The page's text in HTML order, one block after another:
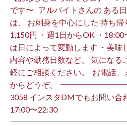
です〜 ⁡ ⁡ アルバイトさんの ある
は、 お刺身を中心にした 持ち帰
1,150円 ・週1日からOK ・
は日によって変動します ・美味
内容や勤務日数など、 気になる
軽にご相談ください。 ⁡ お電話
からどうぞ。
3058 インスタDMでもお問い合
17:00〜22:30 ⁡